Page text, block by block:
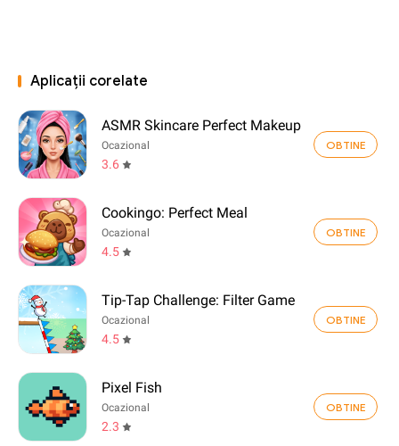
Aplicații corelate
ASMR Skincare Perfect Makeup
Ocazional
3.6
OBTINE
Cookingo: Perfect Meal
Ocazional
4.5
OBTINE
Tip-Tap Challenge: Filter Game
Ocazional
4.5
OBTINE
Pixel Fish
Ocazional
2.3
OBTINE